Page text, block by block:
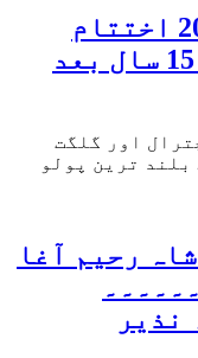
شندور پولو فیسٹیول 2026 اختتام
پذیر، گلگت بلتستان نے 15 سال بعد
اور گلگت
ترین پولو
رحیم آغا
نذیر